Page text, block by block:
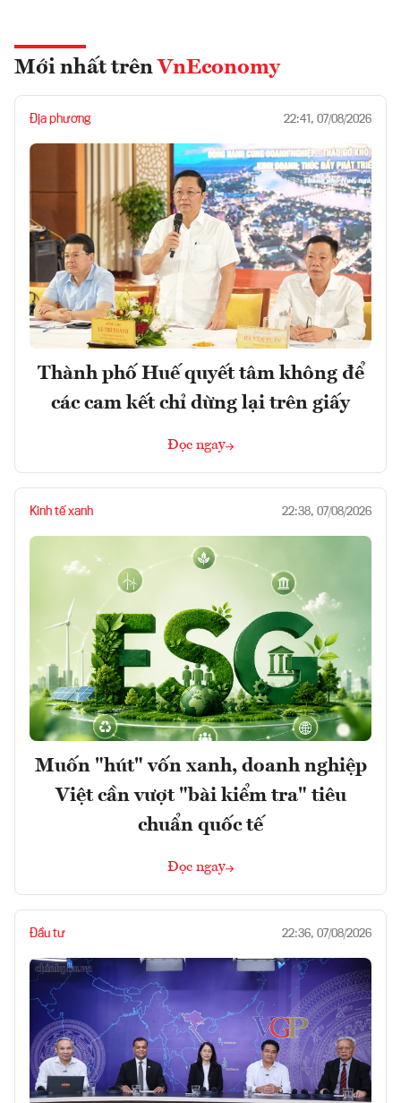
Mới nhất trên VnEconomy
Địa phương 22:41, 07/08/2026
Thành phố Huế quyết tâm không để
các cam kết chỉ dừng lại trên giấy
Đọc ngay
Kinh tế xanh 22:38, 07/08/2026
Muốn "hút" vốn xanh, doanh nghiệp
Việt cần vượt "bài kiểm tra" tiêu
chuẩn quốc tế
Đọc ngay
Đầu tư 22:36, 07/08/2026